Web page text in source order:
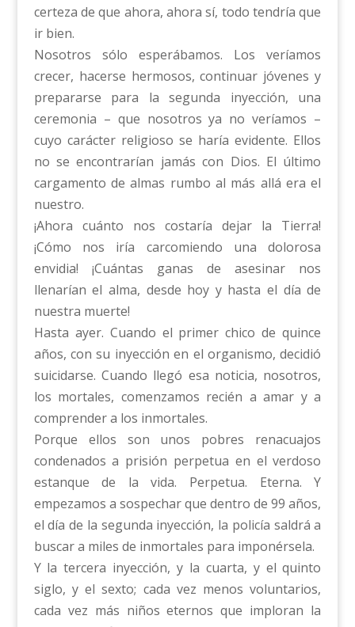
certeza de que ahora, ahora sí, todo tendría que
ir bien.
Nosotros sólo esperábamos. Los veríamos
crecer, hacerse hermosos, continuar jóvenes y
prepararse para la segunda inyección, una
ceremonia – que nosotros ya no veríamos –
cuyo carácter religioso se haría evidente. Ellos
no se encontrarían jamás con Dios. El último
cargamento de almas rumbo al más allá era el
nuestro.
¡Ahora cuánto nos costaría dejar la Tierra!
¡Cómo nos iría carcomiendo una dolorosa
envidia! ¡Cuántas ganas de asesinar nos
llenarían el alma, desde hoy y hasta el día de
nuestra muerte!
Hasta ayer. Cuando el primer chico de quince
años, con su inyección en el organismo, decidió
suicidarse. Cuando llegó esa noticia, nosotros,
los mortales, comenzamos recién a amar y a
comprender a los inmortales.
Porque ellos son unos pobres renacuajos
condenados a prisión perpetua en el verdoso
estanque de la vida. Perpetua. Eterna. Y
empezamos a sospechar que dentro de 99 años,
el día de la segunda inyección, la policía saldrá a
buscar a miles de inmortales para imponérsela.
Y la tercera inyección, y la cuarta, y el quinto
siglo, y el sexto; cada vez menos voluntarios,
cada vez más niños eternos que imploran la